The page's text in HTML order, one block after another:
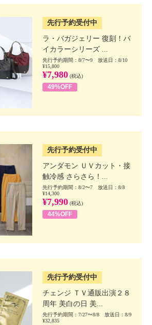
先行予約受付中
ラ・バガジェリー 復刻！バ
イカラーシリーズ ...
先行予約期間：8/7〜9 放送日：8/10
¥15,800
¥7,980 (税込)
49%OFF
先行予約受付中
アンダモン ＵＶカット・接
触冷感 さらさら！...
先行予約期間：8/2〜7 放送日：8/8
¥14,300
¥7,990 (税込)
44%OFF
先行予約受付中
チェンジ ＴＶ通販出演２８
周年 美白の日 美...
先行予約期間：7/27〜8/8 放送日：8/9
¥32,835